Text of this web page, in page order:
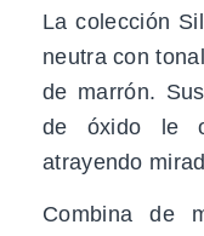
La colección
neutra con
de marrón.
de óxido le
atrayendo
Combina de